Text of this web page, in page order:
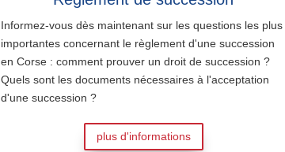
Informez-vous dès maintenant sur les questions les plus
importantes concernant le règlement d'une succession
en Corse : comment prouver un droit de succession ?
Quels sont les documents nécessaires à l'acceptation
d'une succession ?
plus d'informations